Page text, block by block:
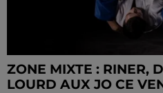
ZONE MIXTE : RINER,
LOURD AUX JO CE